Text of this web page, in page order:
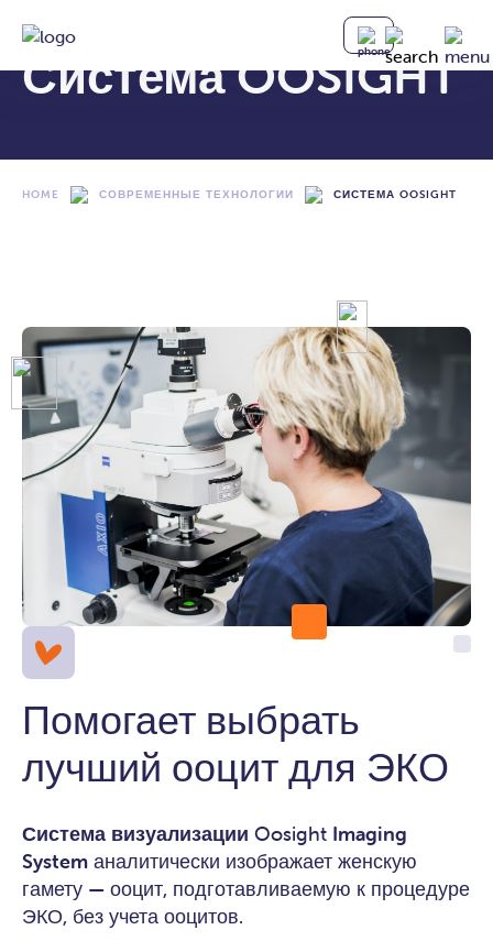
Система OOSIGHT
HOME СОВРЕМЕННЫЕ ТЕХНОЛОГИИ СИСТЕМА OOSIGHT
Помогает выбрать
лучший ооцит для ЭКО
Система визуализации Oosight Imaging
System аналитически изображает женскую
гамету — ооцит, подготавливаемую к процедуре
ЭКО, без учета ооцитов.